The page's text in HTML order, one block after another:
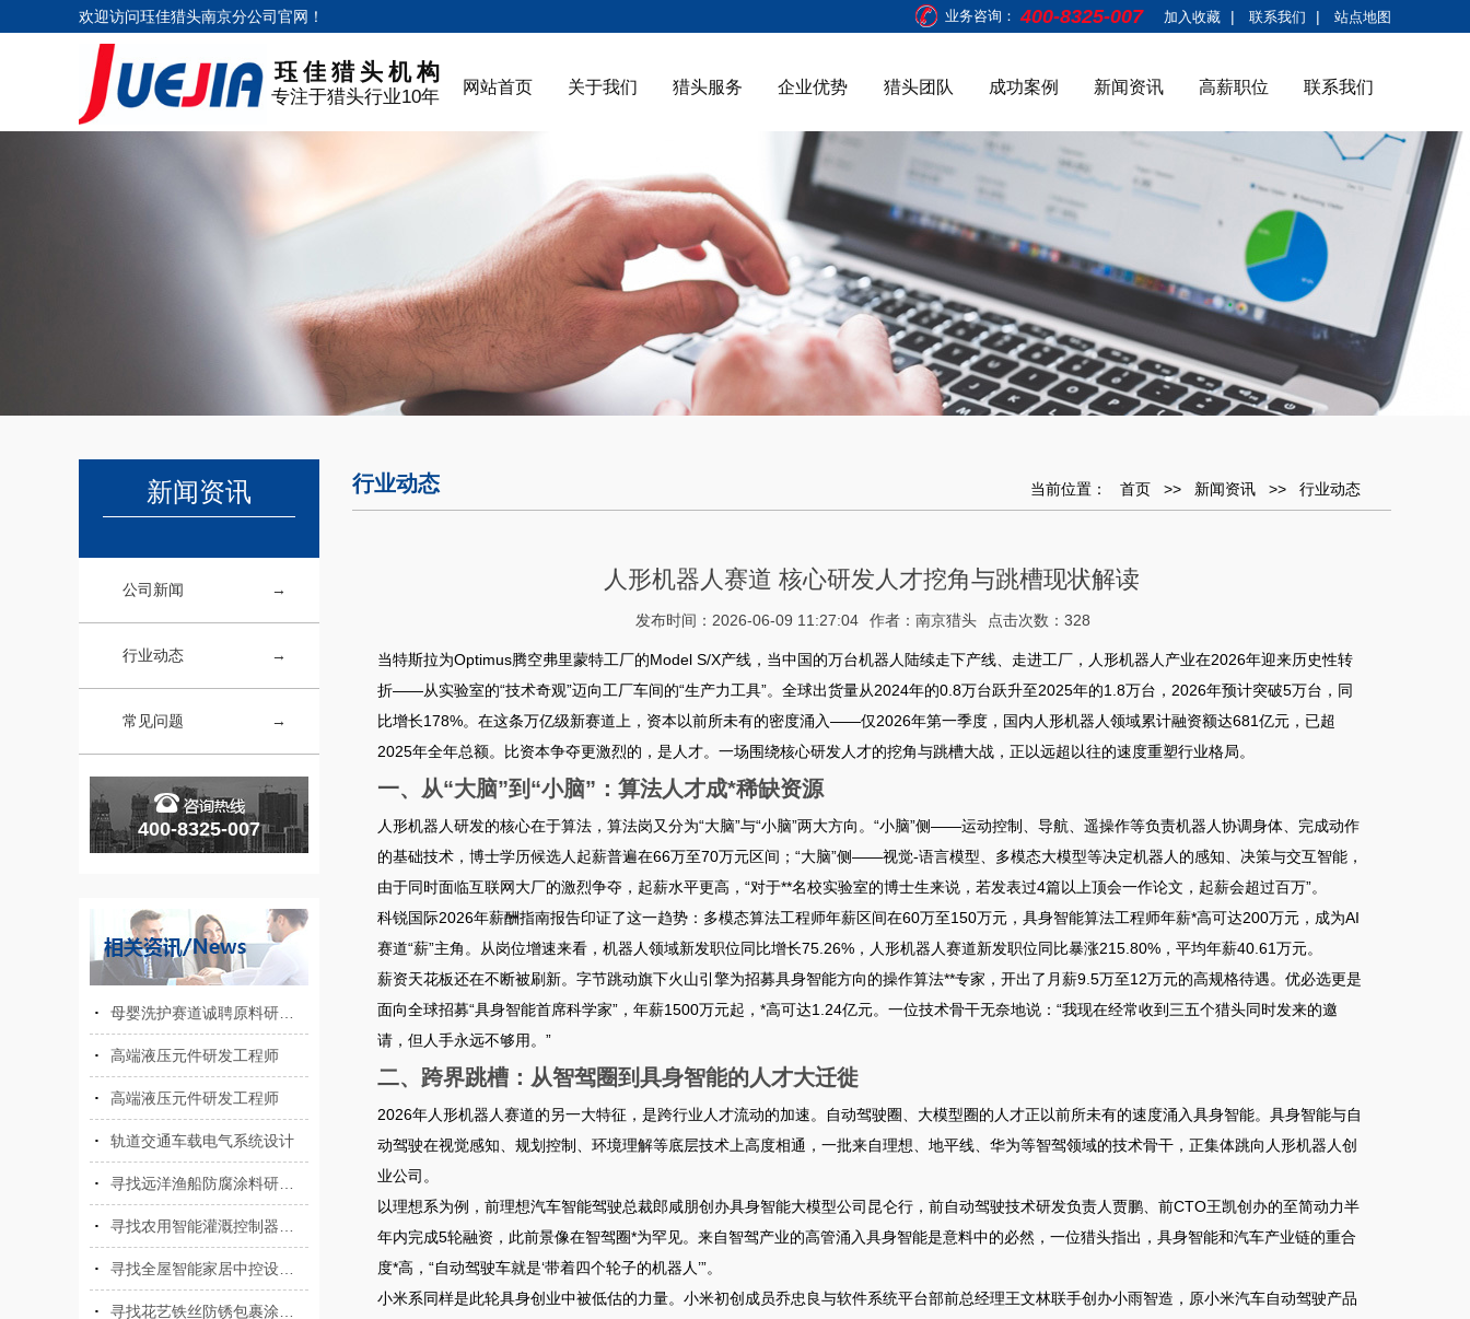
加入收藏 | 联系我们 | 站点地图
业务咨询：400-8325-007
欢迎访问珏佳猎头南京分公司官网！
珏佳猎头机构
专注于猎头行业10年 网站首页 关于我们 猎头服务 企业优势 猎头团队 成功案例 新闻资讯 高薪职位 联系我们
新闻资讯
公司新闻
行业动态
常见问题
400-8325-007
高端液压元件研发工程师
高端液压元件研发工程师
轨道交通车载电气系统设计
当前位置： 首页 >> 新闻资讯 >> 行业动态
行业动态
人形机器人赛道 核心研发人才挖角与跳槽现状解读
发布时间：2026-06-09 11:27:04 作者：南京猎头 点击次数：328
当特斯拉为Optimus腾空弗里蒙特工厂的Model S/X产线，当中国的万台机器人陆续走下产线、走进工厂，人形机器人产业在2026年迎来历史性转
折——从实验室的“技术奇观”迈向工厂车间的“生产力工具”。全球出货量从2024年的0.8万台跃升至2025年的1.8万台，2026年预计突破5万台，同
比增长178%。在这条万亿级新赛道上，资本以前所未有的密度涌入——仅2026年第一季度，国内人形机器人领域累计融资额达681亿元，已超
2025年全年总额。比资本争夺更激烈的，是人才。一场围绕核心研发人才的挖角与跳槽大战，正以远超以往的速度重塑行业格局。
一、从“大脑”到“小脑”：算法人才成*稀缺资源
人形机器人研发的核心在于算法，算法岗又分为“大脑”与“小脑”两大方向。“小脑”侧——运动控制、导航、遥操作等负责机器人协调身体、完成动作
的基础技术，博士学历候选人起薪普遍在66万至70万元区间；“大脑”侧——视觉-语言模型、多模态大模型等决定机器人的感知、决策与交互智能，
由于同时面临互联网大厂的激烈争夺，起薪水平更高，“对于**名校实验室的博士生来说，若发表过4篇以上顶会一作论文，起薪会超过百万”。
科锐国际2026年薪酬指南报告印证了这一趋势：多模态算法工程师年薪区间在60万至150万元，具身智能算法工程师年薪*高可达200万元，成为AI
赛道“薪”主角。从岗位增速来看，机器人领域新发职位同比增长75.26%，人形机器人赛道新发职位同比暴涨215.80%，平均年薪40.61万元。
薪资天花板还在不断被刷新。字节跳动旗下火山引擎为招募具身智能方向的操作算法**专家，开出了月薪9.5万至12万元的高规格待遇。优必选更是
面向全球招募“具身智能首席科学家”，年薪1500万元起，*高可达1.24亿元。一位技术骨干无奈地说：“我现在经常收到三五个猎头同时发来的邀
请，但人手永远不够用。”
二、跨界跳槽：从智驾圈到具身智能的人才大迁徙
2026年人形机器人赛道的另一大特征，是跨行业人才流动的加速。自动驾驶圈、大模型圈的人才正以前所未有的速度涌入具身智能。具身智能与自
动驾驶在视觉感知、规划控制、环境理解等底层技术上高度相通，一批来自理想、地平线、华为等智驾领域的技术骨干，正集体跳向人形机器人创
业公司。
以理想系为例，前理想汽车智能驾驶总裁郎咸朋创办具身智能大模型公司昆仑行，前自动驾驶技术研发负责人贾鹏、前CTO王凯创办的至简动力半
年内完成5轮融资，此前景像在智驾圈*为罕见。来自智驾产业的高管涌入具身智能是意料中的必然，一位猎头指出，具身智能和汽车产业链的重合
度*高，“自动驾驶车就是‘带着四个轮子的机器人’”。
小米系同样是此轮具身创业中被低估的力量。小米初创成员乔忠良与软件系统平台部前总经理王文林联手创办小雨智造，原小米汽车自动驾驶产品